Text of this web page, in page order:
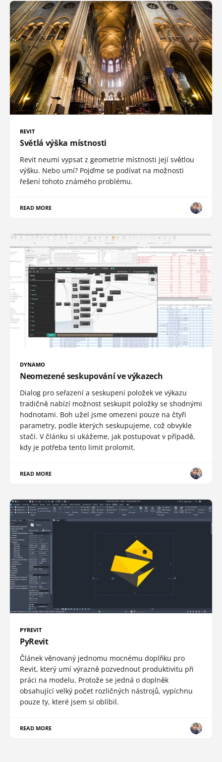
REVIT
Světlá výška místnosti
Revit neumí vypsat z geometrie místnosti její světlou
výšku. Nebo umí? Pojďme se podívat na možnosti
řešení tohoto známého problému.
READ MORE
DYNAMO
Neomezené seskupování ve výkazech
Dialog pro seřazení a seskupení položek ve výkazu
tradičně nabízí možnost seskupit položky se shodnými
hodnotami. Boh užel jsme omezeni pouze na čtyři
parametry, podle kterých seskupujeme, což obvykle
stačí. V článku si ukážeme, jak postupovat v případě,
kdy je potřeba tento limit prolomit.
READ MORE
PYREVIT
PyRevit
Článek věnovaný jednomu mocnému doplňku pro
Revit, který umí výrazně pozvednout produktivitu při
práci na modelu. Protože se jedná o doplněk
obsahující velký počet rozličných nástrojů, vypíchnu
pouze ty, které jsem si oblíbil.
READ MORE